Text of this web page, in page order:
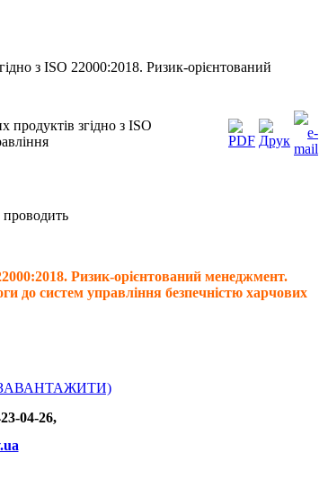
з ISO 22000:2018. Ризик-орієнтований
продуктів згідно з ISO
Ризик-орієнтований менеджмент.
до систем управління безпечністю харчових
(ЗАВАНТАЖИТИ)
04-26,